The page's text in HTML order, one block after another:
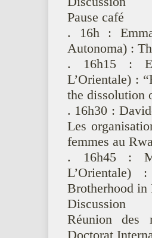
Pause café
. 16h :
Autonoma) :
. 16h15 :
L’Orientale) :
the dissolution
. 16h30 :
Les
femmes au
. 16h45 :
Brotherhood in
Discussion
Réunion des
Doctorat